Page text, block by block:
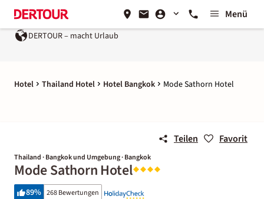
Menü
DERTOUR – macht Urlaub
Hotel Thailand Hotel Hotel Bangkok Mode Sathorn Hotel
Teilen Favorit
Thailand · Bangkok und Umgebung · Bangkok
Mode Sathorn Hotel
89% 268 Bewertungen